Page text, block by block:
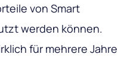
von Smart
werden können.
für mehrere Jahre